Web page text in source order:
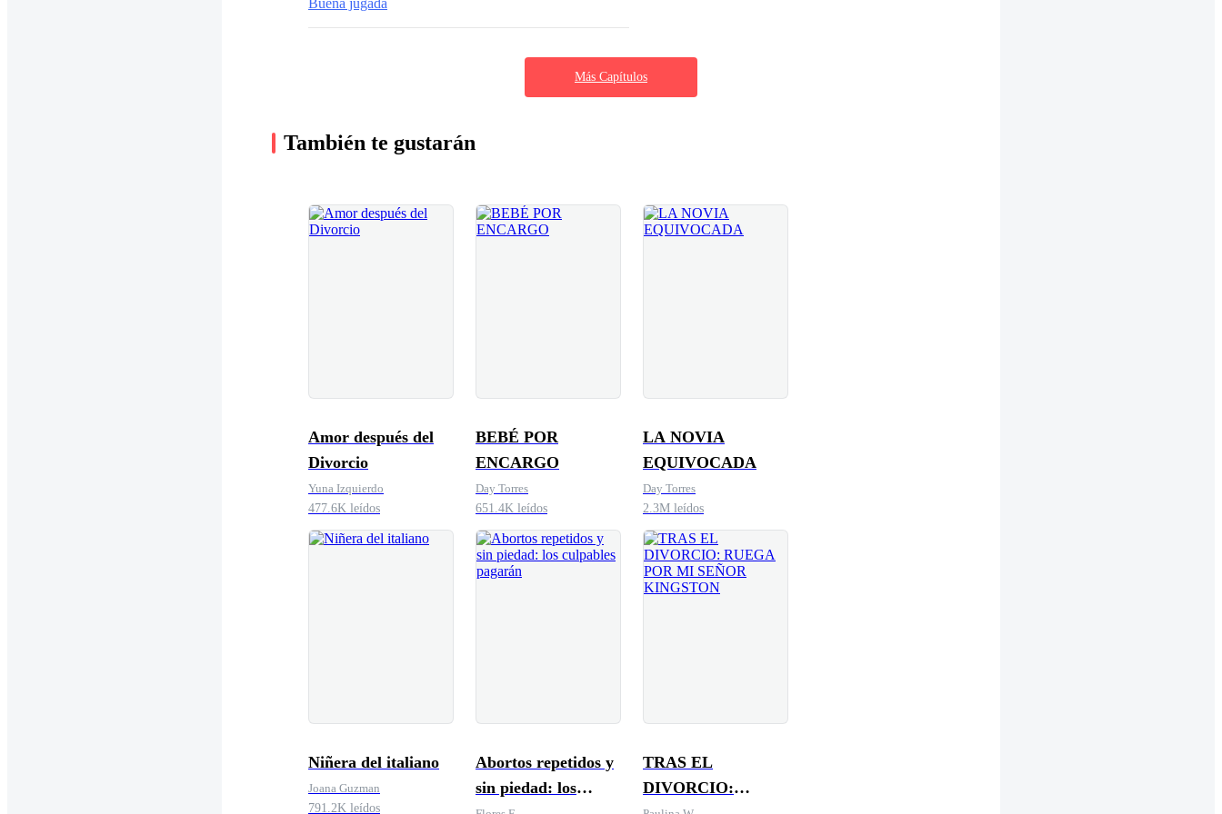
Buena jugada
Más Capítulos
También te gustarán
Amor después del
Divorcio
Yuna Izquierdo
477.6K leídos
BEBÉ POR
ENCARGO
Day Torres
651.4K leídos
LA NOVIA
EQUIVOCADA
Day Torres
2.3M leídos
Niñera del italiano
Joana Guzman
791.2K leídos
Abortos repetidos y
sin piedad: los
TRAS EL
DIVORCIO: